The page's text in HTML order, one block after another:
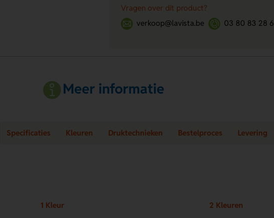
Vragen over dit product?
verkoop@lavista.be
03 80 83 28 6
Meer informatie
Specificaties Kleuren Druktechnieken Bestelproces Levering
1 Kleur
2 Kleuren